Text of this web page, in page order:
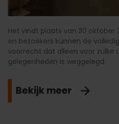
Het vindt plaats van 30 oktober
en bezoekers kunnen de
voorrecht dat alleen voor zulke
gelegenheden is weggelegd.
Bekijk meer